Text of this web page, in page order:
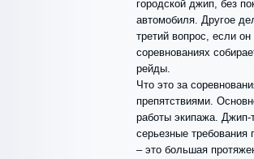
городской джип, без
автомобиля. Другое
третий вопрос, если
соревнованиях
рейды.
Что это за
препятствиями.
работы экипажа. Джип-
серьезные
– это большая